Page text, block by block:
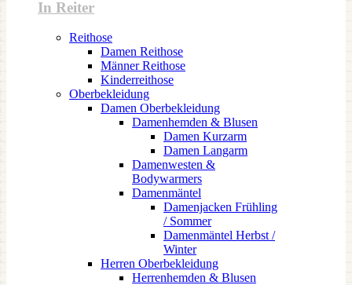
In Reiter
Reithose
Damen Reithose
Männer Reithose
Kinderreithose
Oberbekleidung
Damen Oberbekleidung
Damenhemden & Blusen
Damen Kurzarm
Damen Langarm
Damenwesten &
Bodywarmers
Damenmäntel
Damenjacken Frühling
/ Sommer
Damenmäntel Herbst /
Winter
Herren Oberbekleidung
Herrenhemden & Blusen